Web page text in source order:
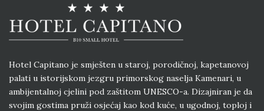
Hotel Capitano je smješten u staroj, porodičnoj, kapetanovoj
palati u istorijskom jezgru primorskog naselja Kamenari, u
ambijentalnoj cjelini pod zaštitom UNESCO-a. Dizajniran je da
svojim gostima pruži osjećaj kao kod kuće, u ugodnoj, toploj i